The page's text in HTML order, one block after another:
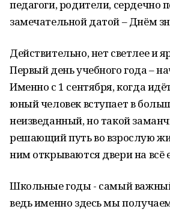
педагоги, родители, сердечно
замечательной датой – Днём
Действительно, нет светлее и
Первый день учебного года –
Именно с 1 сентября, когда
юный человек вступает в
неизведанный, но такой
решающий путь во взрослую
ним открываются двери на всё
Школьные годы - самый
ведь именно здесь мы